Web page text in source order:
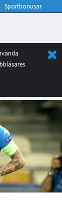
Sportbonusar